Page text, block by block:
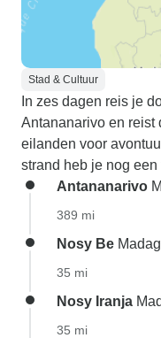
Stad & Cultuur
In zes dagen reis je
Antananarivo en reist
eilanden voor
strand heb je nog
Antananarivo
389 mi
Nosy Be
35 mi
Nosy Iranja
35 mi